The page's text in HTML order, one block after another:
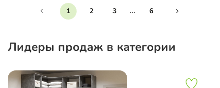
1 2 3 ... 6
Лидеры продаж в категории